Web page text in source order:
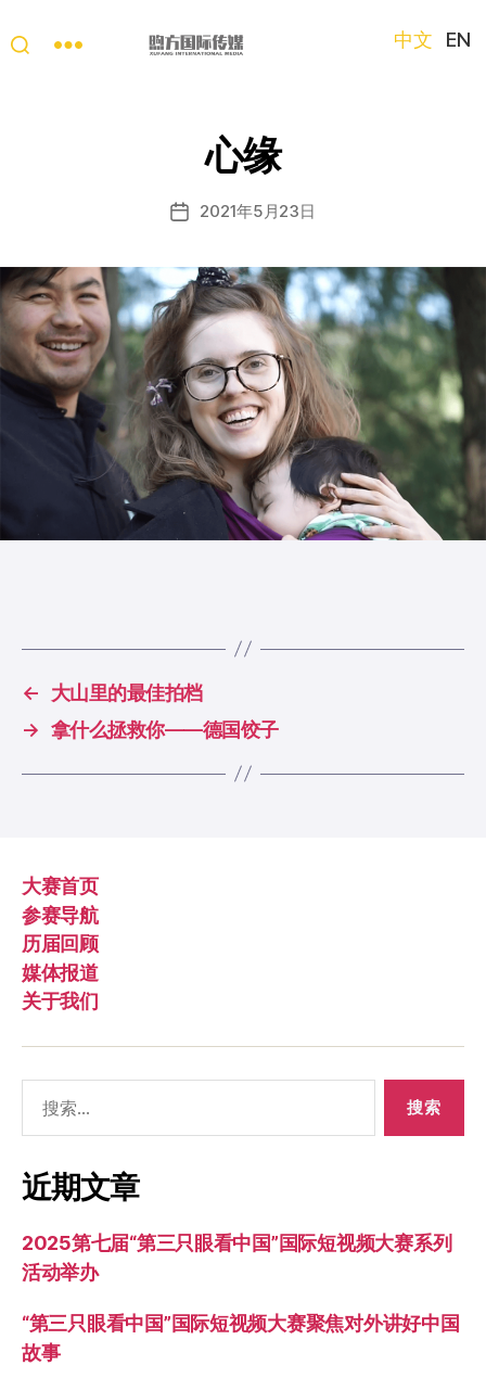
只
眼
中
际
短
视
频
大
赛
中文 EN
心缘
发
期
2021年5月23日
←
大山里的最佳拍档
→ 拿什么拯救你——德国饺子
大赛首页
参赛导航
历届回顾
媒体报道
关于我们
索：
近期文章
2025第七届“第三只眼看中国”国际短视频大赛系列
活动举办
“第三只眼看中国”国际短视频大赛聚焦对外讲好中国
故事